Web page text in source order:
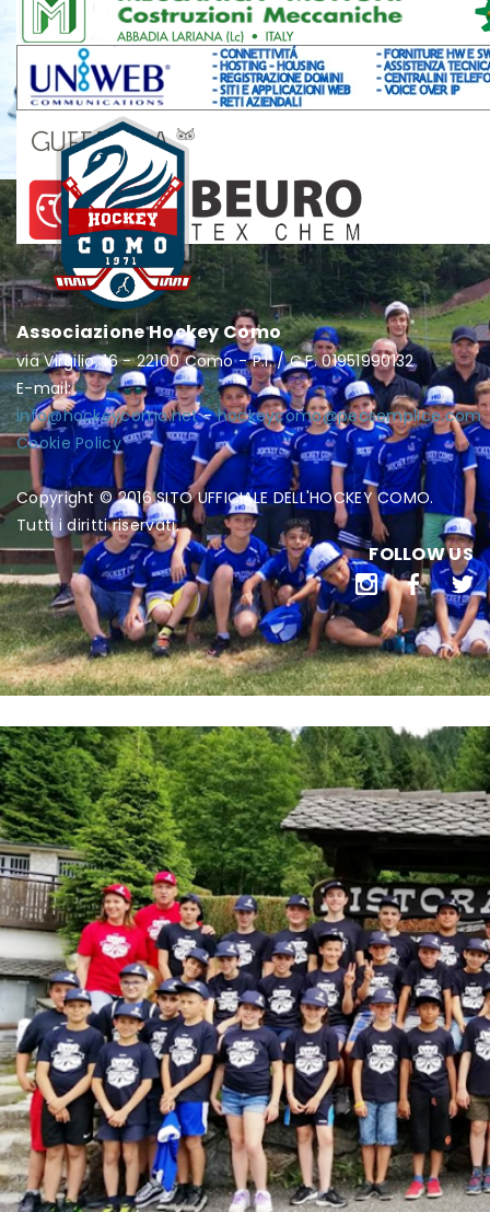
Associazione Hockey Como
via Virgilio, 16 - 22100 Como - P.I. / C.F. 01951990132
E-mail:
info@hockeycomo.net-hockeycomo@pecsemplice.com
Cookie Policy
Copyright © 2016 SITO UFFICIALE DELL'HOCKEY COMO.
Tutti i diritti riservati.
FOLLOW US